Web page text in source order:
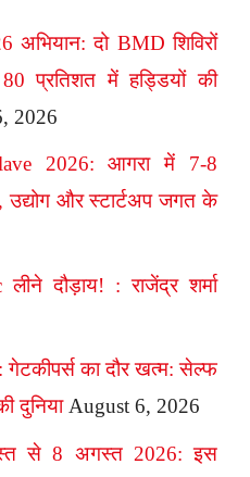
अभियान: दो BMD शिविरों
प्रतिशत में हड्डियों की
2026
2026: आगरा में 7-8
और स्टार्टअप जगत के
दौड़ाय! : राजेंद्र शर्मा
का दौर खत्म: सेल्फ
दुनिया August 6, 2026
से 8 अगस्त 2026: इस